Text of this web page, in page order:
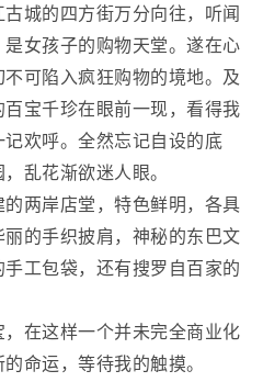
城的四方街万分向往，听闻
女孩子的购物天堂。遂在心
可陷入疯狂购物的境地。及
宝千珍在眼前一现，看得我
欢呼。全然忘记自设的底
乱花渐欲迷人眼。
两岸店堂，特色鲜明，各具
的手织披肩，神秘的东巴文
工包袋，还有搜罗自百家的
在这样一个并未完全商业化
命运，等待我的触摸。